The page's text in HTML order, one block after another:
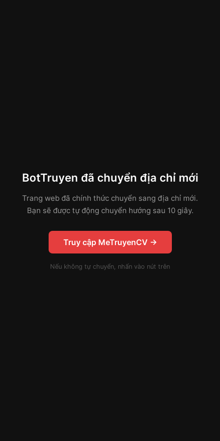
BotTruyen đã chuyển địa chỉ mới
Trang web đã chính thức chuyển sang địa chỉ mới.
Bạn sẽ được tự động chuyển hướng sau 10 giây.
Truy cập MeTruyenCV →
Nếu không tự chuyển, nhấn vào nút trên